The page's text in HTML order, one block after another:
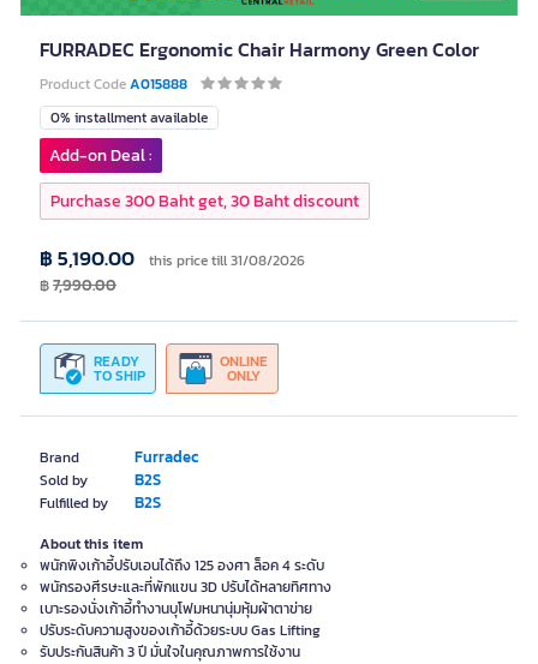
FURRADEC Ergonomic Chair Harmony Green Color
Product CodeA015888
Brand Furradec
Sold by B2S
Fulfilled by B2S
0% installment available
READY
TO SHIP
ONLINE
ONLY
฿ 5,190.00 this price till 31/08/2026
฿7,990.00
Add-on Deal :
Purchase 300 Baht get, 30 Baht discount
About this item
พนักพิงเก้าอี้ปรับเอนได้ถึง 125 องศา ล็อค 4 ระดับ
พนักรองศีรษะและที่พักแขน 3D ปรับได้หลายทิศทาง
เบาะรองนั่งเก้าอี้ทำงานบุโฟมหนานุ่มหุ้มผ้าตาข่าย
ปรับระดับความสูงของเก้าอี้ด้วยระบบ Gas Lifting
รับประกันสินค้า 3 ปี มั่นใจในคุณภาพการใช้งาน